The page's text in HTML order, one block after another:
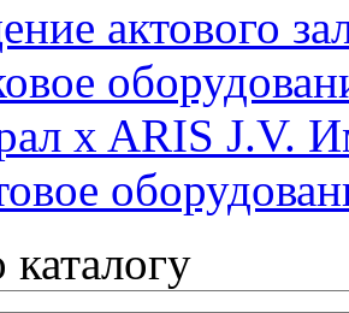
актового
x ARIS J.V.